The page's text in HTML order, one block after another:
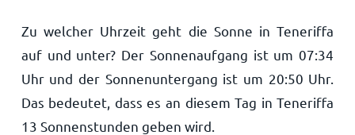
Zu welcher Uhrzeit geht die Sonne in Teneriffa
auf und unter? Der Sonnenaufgang ist um07:34
Uhr und der Sonnenuntergang ist um 20:50 Uhr.
Das bedeutet, dass es an diesem Tag in Teneriffa
13 Sonnenstunden geben wird.